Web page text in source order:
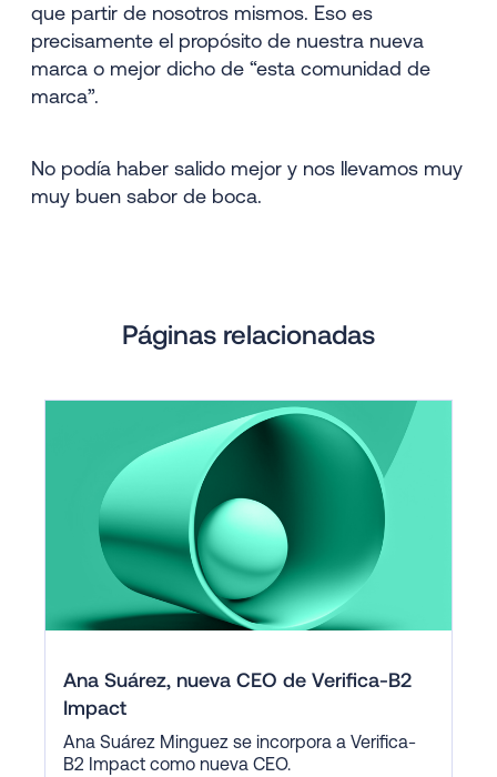
que partir de nosotros mismos. Eso es
precisamente el propósito de nuestra nueva
marca o mejor dicho de “esta comunidad de
marca”.
No podía haber salido mejor y nos llevamos muy
muy buen sabor de boca.
Páginas relacionadas
Ana Suárez, nueva CEO de Verifica-B2
Impact
Ana Suárez Minguez se incorpora a Verifica-
B2 Impact como nueva CEO.